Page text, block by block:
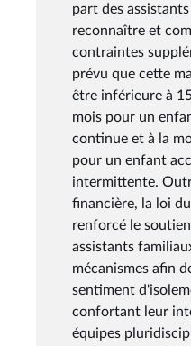
part des
reconnaître et
contraintes
prévu que cette
être inférieure à
mois pour un
continue et à la
pour un enfant
intermittente.
financière, la loi
renforcé le
assistants
mécanismes afin
sentiment
confortant leur
équipes